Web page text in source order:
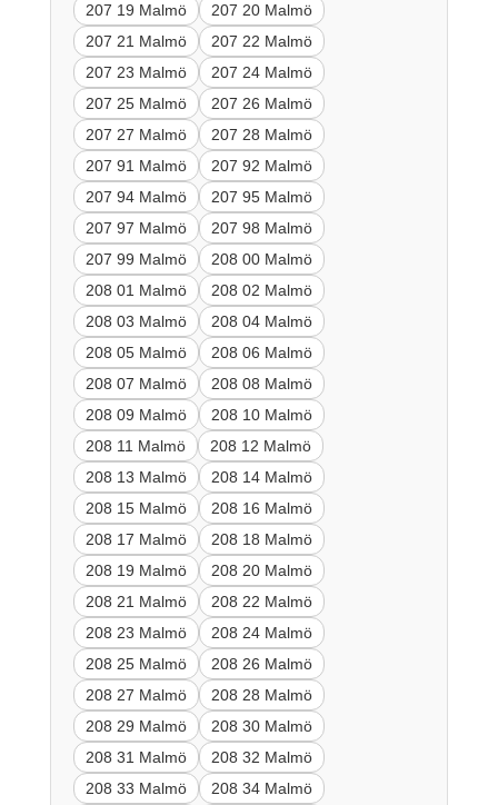
207 19 Malmö
207 20 Malmö
207 21 Malmö
207 22 Malmö
207 23 Malmö
207 24 Malmö
207 25 Malmö
207 26 Malmö
207 27 Malmö
207 28 Malmö
207 91 Malmö
207 92 Malmö
207 94 Malmö
207 95 Malmö
207 97 Malmö
207 98 Malmö
207 99 Malmö
208 00 Malmö
208 01 Malmö
208 02 Malmö
208 03 Malmö
208 04 Malmö
208 05 Malmö
208 06 Malmö
208 07 Malmö
208 08 Malmö
208 09 Malmö
208 10 Malmö
208 11 Malmö
208 12 Malmö
208 13 Malmö
208 14 Malmö
208 15 Malmö
208 16 Malmö
208 17 Malmö
208 18 Malmö
208 19 Malmö
208 20 Malmö
208 21 Malmö
208 22 Malmö
208 23 Malmö
208 24 Malmö
208 25 Malmö
208 26 Malmö
208 27 Malmö
208 28 Malmö
208 29 Malmö
208 30 Malmö
208 31 Malmö
208 32 Malmö
208 33 Malmö
208 34 Malmö